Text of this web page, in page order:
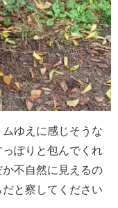
ゆえに感じそうな
ぽりと包んでくれ
不自然に見えるの
と察してください